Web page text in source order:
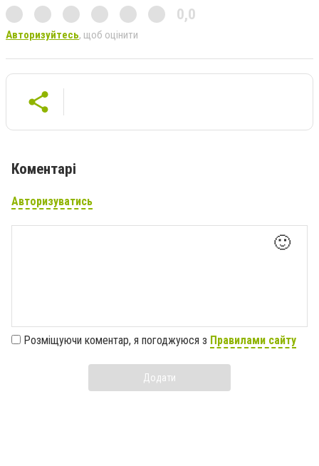
0,0
Авторизуйтесь, щоб оцінити
Коментарі
Авторизуватись
🙂
Розміщуючи коментар, я погоджуюся з Правилами сайту
Додати